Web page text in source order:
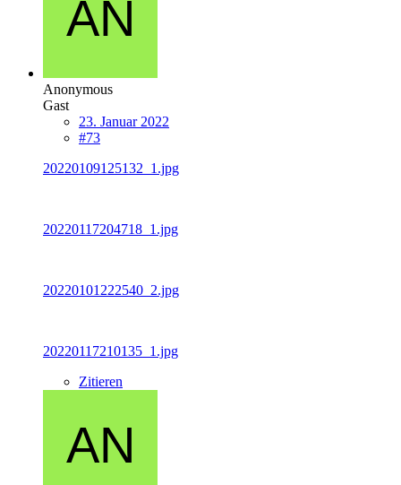
Anonymous
Gast
23. Januar 2022
#73
20220109125132_1.jpg
20220117204718_1.jpg
20220101222540_2.jpg
20220117210135_1.jpg
Zitieren